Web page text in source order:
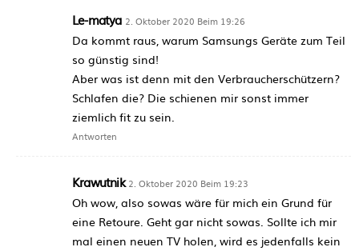
Le-matya 2. Oktober 2020 Beim 19:26
Da kommt raus, warum Samsungs Geräte zum Teil
so günstig sind!
Aber was ist denn mit den Verbraucherschützern?
Schlafen die? Die schienen mir sonst immer
ziemlich fit zu sein.
Antworten
Krawutnik 2. Oktober 2020 Beim 19:23
Oh wow, also sowas wäre für mich ein Grund für
eine Retoure. Geht gar nicht sowas. Sollte ich mir
mal einen neuen TV holen, wird es jedenfalls kein